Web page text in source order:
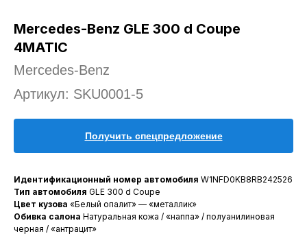
Mercedes-Benz GLE 300 d Coupe
4MATIC
Mercedes-Benz
Артикул: SKU0001-5
Получить спецпредложение
Идентификационный номер автомобиля W1NFD0KB8RB242526
Тип автомобиля GLE 300 d Coupe
Цвет кузова «Белый опалит» — «металлик»
Обивка салона Натуральная кожа / «наппа» / полуанилиновая
черная / «антрацит»